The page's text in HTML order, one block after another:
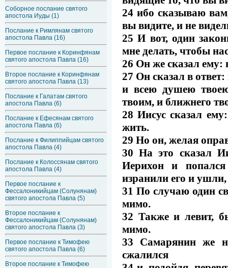
Соборное послание святого
апостола Иуды (1)
Послание к Римлянам святого
апостола Павла (16)
Первое послание к Коринфянам
святого апостола Павла (16)
Второе послание к Коринфянам
святого апостола Павла (13)
Послание к Галатам святого
апостола Павла (6)
Послание к Ефесянам святого
апостола Павла (6)
Послание к Филиппийцам святого
апостола Павла (4)
Послание к Колоссянам святого
апостола Павла (4)
Первое послание к
Фессалоникийцам (Солунянам)
святого апостола Павла (5)
Второе послание к
Фессалоникийцам (Солунянам)
святого апостола Павла (3)
Первое послание к Тимофею
святого апостола Павла (6)
Второе послание к Тимофею
24 ибо сказываю
вы видите, и не
25 И вот, один
мне делать, чтобы
26 Он же сказал ему:
27 Он сказал в
и всею душею
твоим, и ближнего
28 Иисус сказал
жить.
29 Но он, желая
30 На это сказал
Иерихон и
изранили его и
31 По случаю один
мимо.
32 Также и левит,
мимо.
33 Самарянин же
сжалился